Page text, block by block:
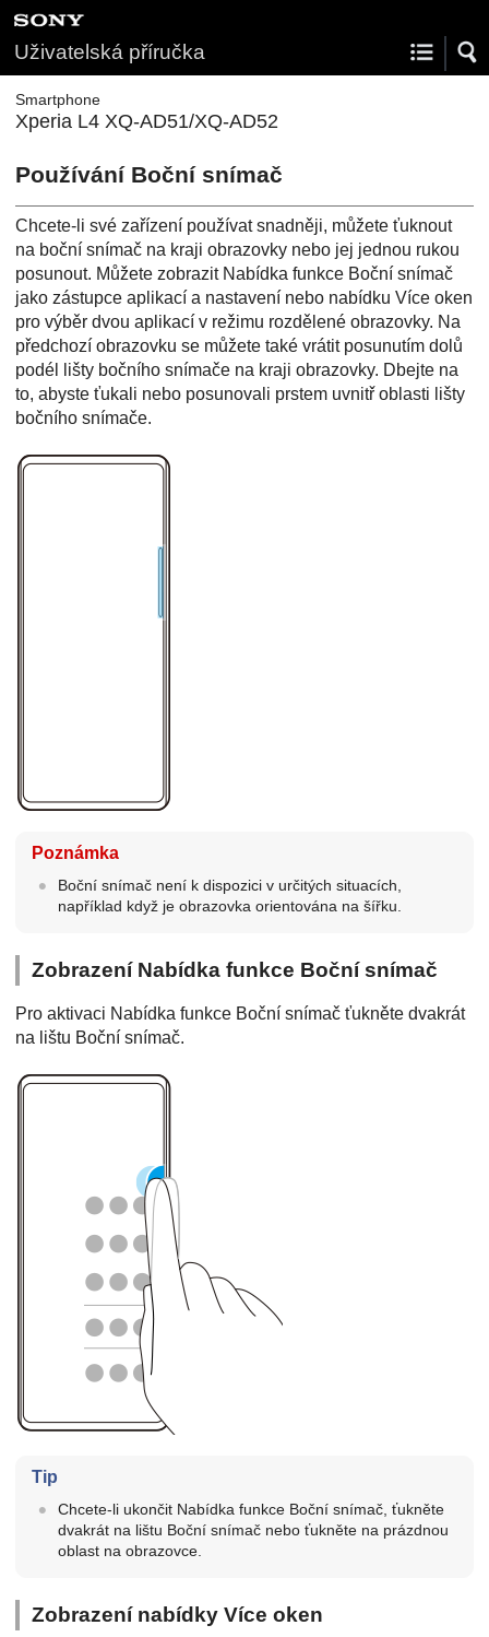
Uživatelská příručka
Smartphone
Xperia L4 XQ-AD51/XQ-AD52
Používání Boční snímač
Chcete-li své zařízení používat snadněji, můžete ťuknout
na boční snímač na kraji obrazovky nebo jej jednou rukou
posunout. Můžete zobrazit Nabídka funkce Boční snímač
jako zástupce aplikací a nastavení nebo nabídku Více oken
pro výběr dvou aplikací v režimu rozdělené obrazovky. Na
předchozí obrazovku se můžete také vrátit posunutím dolů
podél lišty bočního snímače na kraji obrazovky. Dbejte na
to, abyste ťukali nebo posunovali prstem uvnitř oblasti lišty
bočního snímače.
Poznámka
Boční snímač není k dispozici v určitých situacích,
například když je obrazovka orientována na šířku.
Zobrazení Nabídka funkce Boční snímač
Pro aktivaci Nabídka funkce Boční snímač ťukněte dvakrát
na lištu Boční snímač.
Tip
Chcete-li ukončit Nabídka funkce Boční snímač, ťukněte
dvakrát na lištu Boční snímač nebo ťukněte na prázdnou
oblast na obrazovce.
Zobrazení nabídky Více oken